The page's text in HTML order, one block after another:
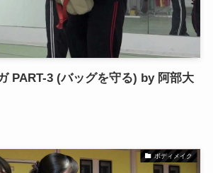
PART-3 (バッグを守る) by 阿部大
ボディメイク